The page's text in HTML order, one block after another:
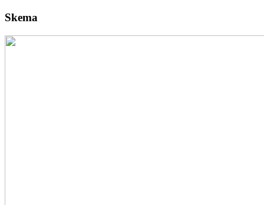
Skema